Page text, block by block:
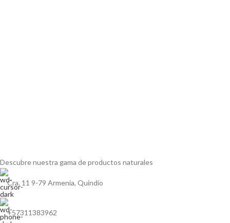
Descubre nuestra gama deproductos naturales
Cra. 11 9-79 Armenia, Quindío
+57311383962